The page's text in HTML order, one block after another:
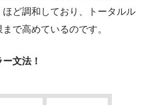
ど調和しており、トータルル
で高めているのです。
文法！